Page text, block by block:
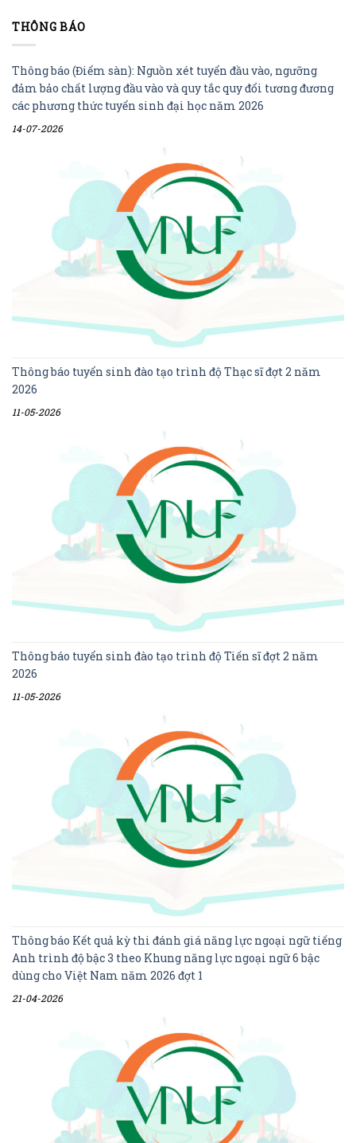
THÔNG BÁO
Thông báo (Điểm sàn): Nguồn xét tuyển đầu vào, ngưỡng
đảm bảo chất lượng đầu vào và quy tắc quy đổi tương đương
các phương thức tuyển sinh đại học năm 2026
14-07-2026
Thông báo tuyển sinh đào tạo trình độ Thạc sĩ đợt 2 năm
2026
11-05-2026
Thông báo tuyển sinh đào tạo trình độ Tiến sĩ đợt 2 năm
2026
11-05-2026
Thông báo Kết quả kỳ thi đánh giá năng lực ngoại ngữ tiếng
Anh trình độ bậc 3 theo Khung năng lực ngoại ngữ 6 bậc
dùng cho Việt Nam năm 2026 đợt 1
21-04-2026